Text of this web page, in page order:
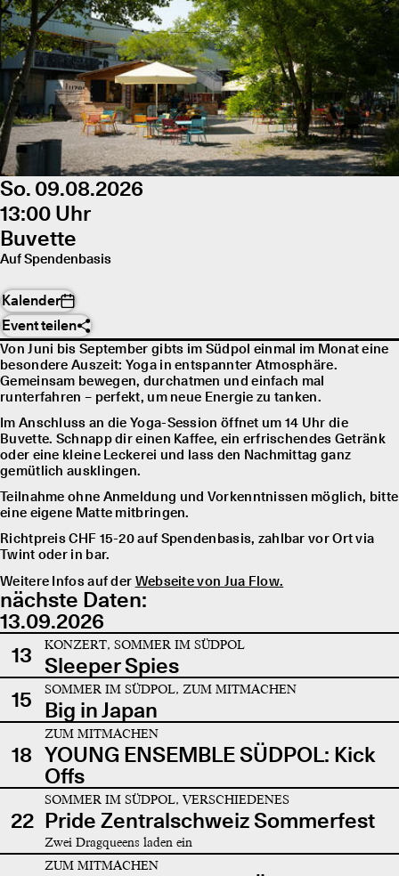
So. 09.08.2026
13:00 Uhr
Buvette
Auf Spendenbasis
Kalender
Event teilen
Von Juni bis September gibts im Südpol einmal im Monat eine
besondere Auszeit: Yoga in entspannter Atmosphäre.
Gemeinsam bewegen, durchatmen und einfach mal
runterfahren – perfekt, um neue Energie zu tanken.
Im Anschluss an die Yoga-Session öffnet um 14 Uhr die
Buvette. Schnapp dir einen Kaffee, ein erfrischendes Getränk
oder eine kleine Leckerei und lass den Nachmittag ganz
gemütlich ausklingen.
Teilnahme ohne Anmeldung und Vorkenntnissen möglich, bitte
eine eigene Matte mitbringen.
Richtpreis CHF 15-20 auf Spendenbasis, zahlbar vor Ort via
Twint oder in bar.
Weitere Infos auf der Webseite von Jua Flow.
nächste Daten:
13.09.2026
13
KONZERT, SOMMER IM SÜDPOL
Sleeper Spies
15
SOMMER IM SÜDPOL, ZUM MITMACHEN
Big in Japan
18
ZUM MITMACHEN
YOUNG ENSEMBLE SÜDPOL: Kick
Offs
22
SOMMER IM SÜDPOL, VERSCHIEDENES
Pride Zentralschweiz Sommerfest
Zwei Dragqueens laden ein
ZUM MITMACHEN